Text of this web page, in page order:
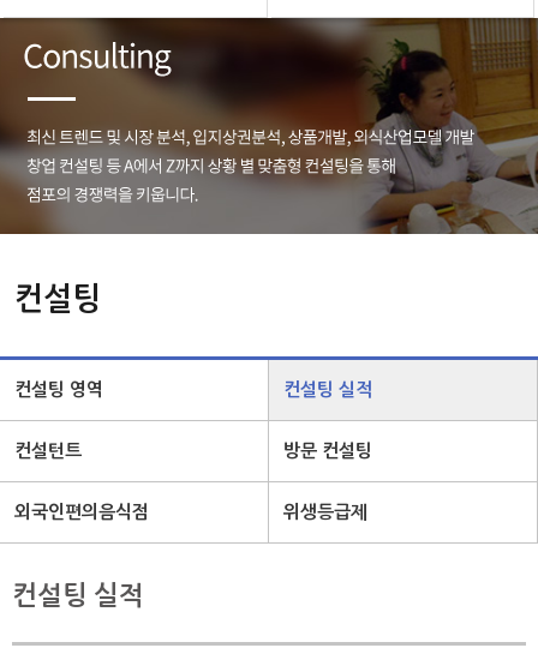
컨설팅
컨설팅 영역 컨설팅 실적
컨설턴트 방문 컨설팅
외국인편의음식점 위생등급제
컨설팅 실적